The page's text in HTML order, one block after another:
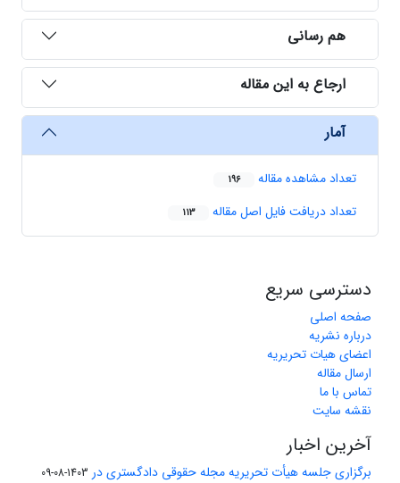
هم رسانی
ارجاع به این مقاله
آمار
تعداد مشاهده مقاله 196
تعداد دریافت فایل اصل مقاله 113
دسترسی سریع
صفحه اصلی
درباره نشریه
اعضای هیات تحریریه
ارسال مقاله
تماس با ما
نقشه سایت
آخرین اخبار
برگزاری جلسه هیأت تحریریه مجله حقوقی دادگستری در 1403-08-09